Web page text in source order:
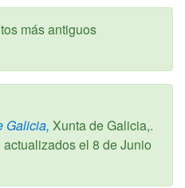
más antiguos
Galicia, Xunta de Galicia,.
el 8 de Junio